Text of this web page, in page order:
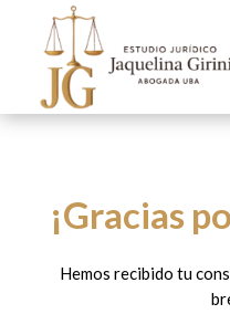
¡Gracias
Hemos recibido tu